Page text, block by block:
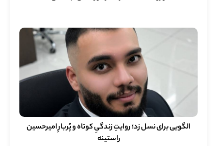
الگویی برای نسل زد؛ روایتِ زندگیِ کوتاه و پُربارِ امیرحسین
راستینه